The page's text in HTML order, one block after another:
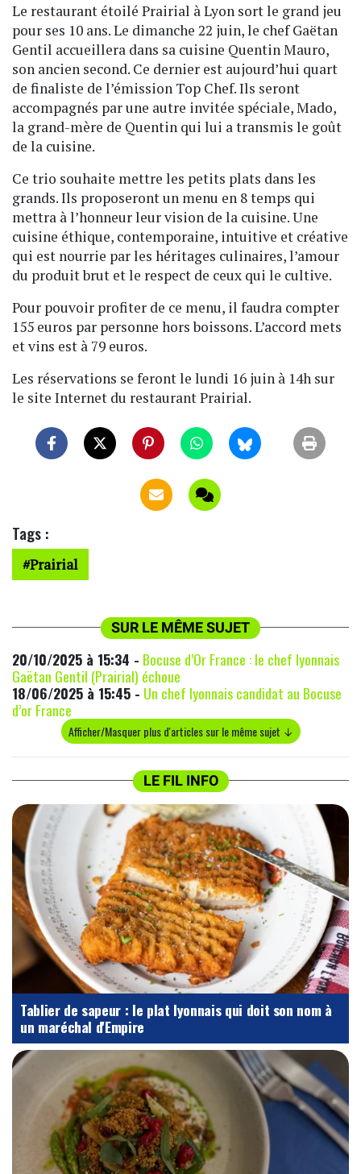
Le restaurant étoilé Prairial à Lyon sort le grand jeu
pour ses 10 ans. Le dimanche 22 juin, le chef Gaëtan
Gentil accueillera dans sa cuisine Quentin Mauro,
son ancien second. Ce dernier est aujourd’hui quart
de finaliste de l’émission Top Chef. Ils seront
accompagnés par une autre invitée spéciale, Mado,
la grand-mère de Quentin qui lui a transmis le goût
de la cuisine.
Ce trio souhaite mettre les petits plats dans les
grands. Ils proposeront un menu en 8 temps qui
mettra à l’honneur leur vision de la cuisine. Une
cuisine éthique, contemporaine, intuitive et créative
qui est nourrie par les héritages culinaires, l’amour
du produit brut et le respect de ceux qui le cultive.
Pour pouvoir profiter de ce menu, il faudra compter
155 euros par personne hors boissons. L’accord mets
et vins est à 79 euros.
Les réservations se feront le lundi 16 juin à 14h sur
le site Internet du restaurant Prairial.
Tags :
Prairial
SUR LE MÊME SUJET
20/10/2025 à 15:34 - Bocuse d’Or France : le chef lyonnais
Gaëtan Gentil (Prairial) échoue
18/06/2025 à 15:45 - Un chef lyonnais candidat au Bocuse
d’or France
Afficher/Masquer plus d'articles sur le même sujet ↓
LE FIL INFO
Tablier de sapeur : le plat lyonnais qui doit son nom à
un maréchal d'Empire